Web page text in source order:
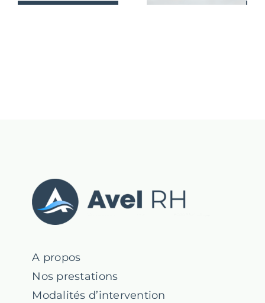
TPE/PME
A propos
Nos prestations
Modalités d’intervention